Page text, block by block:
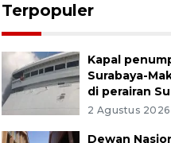
Terpopuler
Kapal
Surabaya-
di perairan
2 Agustus 2026
Dewan